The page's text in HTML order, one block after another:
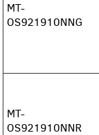
MT-
OS921910NNG
MT-
OS921910NNR